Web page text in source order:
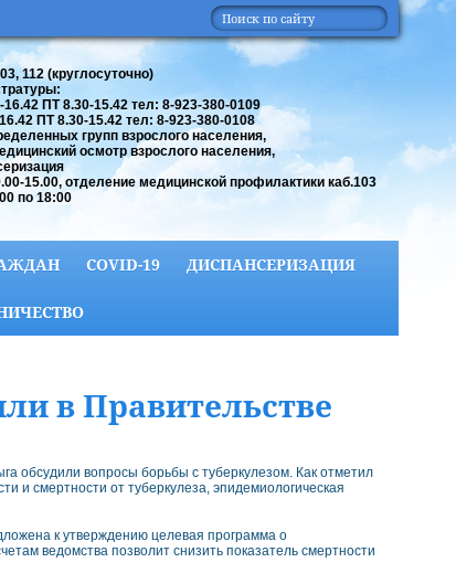
112 (круглосуточно)
ПТ 8.30-15.42 тел: 8-923-380-0109
ПТ 8.30-15.42 тел: 8-923-380-0108
групп взрослого населения,
осмотр взрослого населения,
15.00, отделение медицинской профилактики каб.103
по 18:00
COVID-19 ДИСПАНСЕРИЗАЦИЯ
в Правительстве
обсудили вопросы борьбы с туберкулезом. Как отметил
и смертности от туберкулеза, эпидемиологическая
к утверждению целевая программа о
ведомства позволит снизить показатель смертности